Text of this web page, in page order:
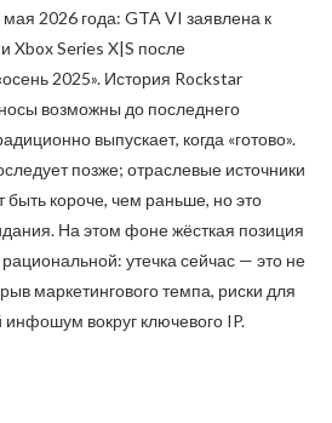
2026 года: GTA VI заявлена к
Xbox Series X|S после
2025». История Rockstar
возможны до последнего
выпускает, когда «готово».
позже; отраслевые источники
быть короче, чем раньше, но это
На этом фоне жёсткая позиция
утечка сейчас — это не
маркетингового темпа, риски для
инфошум вокруг ключевого IP.